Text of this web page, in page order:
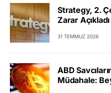
Strategy, 2.
Zarar Açıkladı
31 TEMMUZ 2026
ABD
Müdahale: